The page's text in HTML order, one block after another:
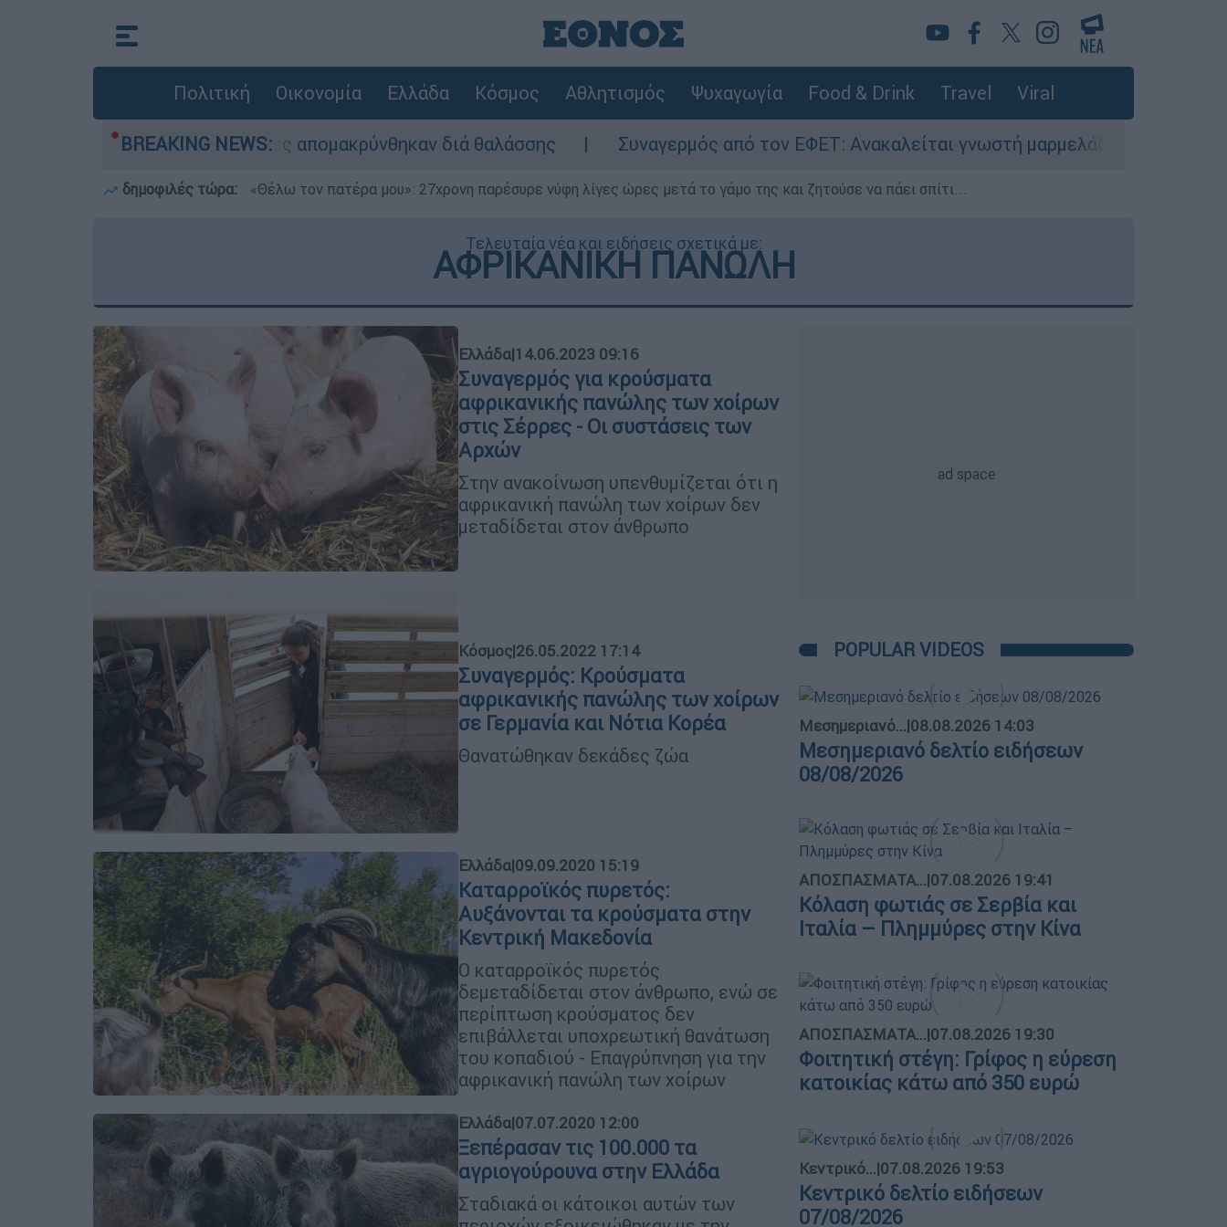
Πολιτική Οικονομία Ελλάδα Κόσμος Αθλητισμός Ψυχαγωγία Food & Drink Travel Viral
BREAKING NEWS:
- 254 πολίτες απομακρύνθηκαν διά θαλάσσης Συναγερμός από τον ΕΦΕΤ: Ανακαλείται γνωστή μαρμελάδα - Κίνδυνος θραύσης στη
δημοφιλές τώρα: «Θέλω τον πατέρα μου»: 27χρονη παρέσυρε νύφη λίγες ώρες μετά το γάμο της και ζητούσε να πάει σπίτι...
Τελευταία νέα και ειδήσεις σχετικά με:
ΑΦΡΙΚΑΝΙΚΗ ΠΑΝΩΛΗ
Ελλάδα|14.06.2023 09:16
Συναγερμός για κρούσματα
αφρικανικής πανώλης των χοίρων
στις Σέρρες - Οι συστάσεις των
Αρχών
Στην ανακοίνωση υπενθυμίζεται ότι η
αφρικανική πανώλη των χοίρων δεν
μεταδίδεται στον άνθρωπο
Κόσμος|26.05.2022 17:14
Συναγερμός: Κρούσματα
αφρικανικής πανώλης των χοίρων
σε Γερμανία και Νότια Κορέα
Θανατώθηκαν δεκάδες ζώα
Ελλάδα|09.09.2020 15:19
Καταρροϊκός πυρετός:
Αυξάνονται τα κρούσματα στην
Κεντρική Μακεδονία
Ο καταρροϊκός πυρετός
δεμεταδίδεται στον άνθρωπο, ενώ σε
περίπτωση κρούσματος δεν
επιβάλλεται υποχρεωτική θανάτωση
του κοπαδιού - Επαγρύπνηση για την
αφρικανική πανώλη των χοίρων
Ελλάδα|07.07.2020 12:00
Ξεπέρασαν τις 100.000 τα
αγριογούρουνα στην Ελλάδα
Σταδιακά οι κάτοικοι αυτών των
POPULAR VIDEOS
Μεσημεριανό...|08.08.2026 14:03
Μεσημεριανό δελτίο ειδήσεων
08/08/2026
ΑΠΟΣΠΑΣΜΑΤΑ...|07.08.2026 19:41
Κόλαση φωτιάς σε Σερβία και
Ιταλία – Πλημμύρες στην Κίνα
ΑΠΟΣΠΑΣΜΑΤΑ...|07.08.2026 19:30
Φοιτητική στέγη: Γρίφος η εύρεση
κατοικίας κάτω από 350 ευρώ
Κεντρικό...|07.08.2026 19:53
Κεντρικό δελτίο ειδήσεων
07/08/2026